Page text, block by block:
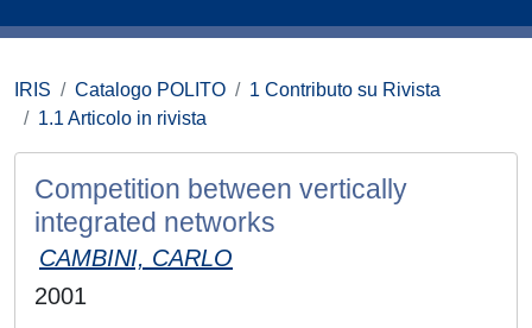
IRIS Catalogo POLITO
1 Contributo su Rivista
1.1 Articolo in rivista
Competition between vertically
integrated networks
CAMBINI, CARLO
2001